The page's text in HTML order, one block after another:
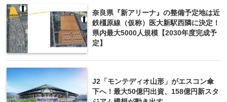
奈良県『新アリーナ』の整備予定地は近
鉄橿原線（仮称）医大新駅西隣に決定！
県内最大5000人規模【2030年度完成予
定】
J2「モンテディオ山形」がエスコン傘
下へ！最大50億円出資、158億円新スタ